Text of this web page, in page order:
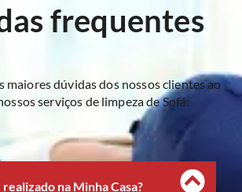
frequentes
maiores dúvidas dos nossos clientes ao
serviços de limpeza de Sofá:
na Minha Casa?